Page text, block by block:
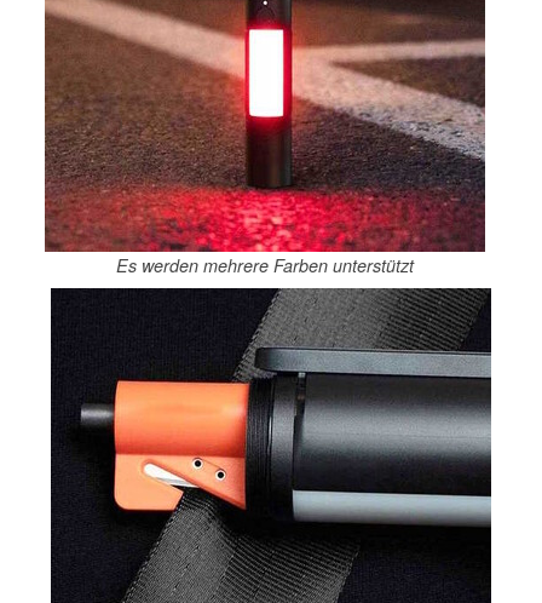
Es werden mehrere Farben unterstützt